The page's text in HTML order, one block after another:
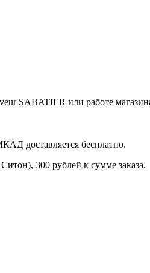
SABATIER или работе
доставляется бесплатно.
300 рублей к сумме заказа.